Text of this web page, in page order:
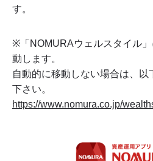
す。
※「NOMURAウェルスタイル」
動します。
自動的に移動しない場合は、
下さい。
https://www.nomura.co.jp/